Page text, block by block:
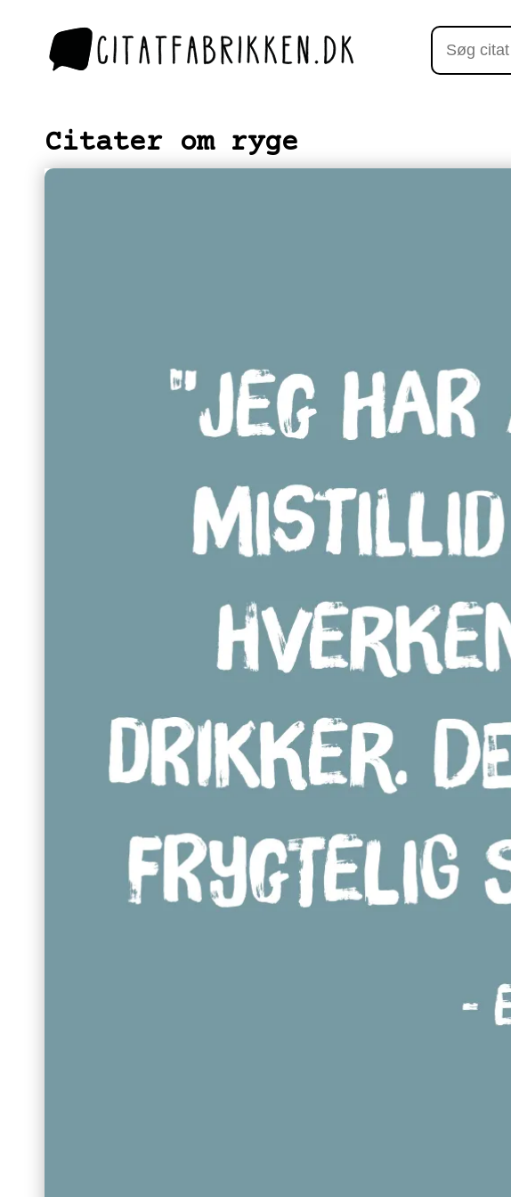
Citater om ryge